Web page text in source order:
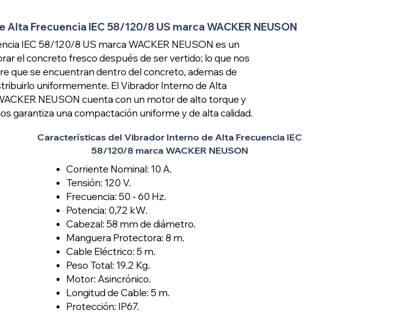
Frecuencia IEC 58/120/8 US marca WACKER NEUSON
IEC 58/120/8 US marca WACKER NEUSON es un
el concreto fresco después de ser vertido; lo que nos
que se encuentran dentro del concreto, ademas de
uniformemente. El Vibrador Interno de Alta
NEUSON cuenta con un motor de alto torque y
garantiza una compactación uniforme y de alta calidad.
Características del Vibrador Interno de Alta Frecuencia IEC
58/120/8 marca WACKER NEUSON
Corriente Nominal: 10 A.
Tensión: 120 V.
Frecuencia: 50 - 60 Hz.
Potencia: 0,72 kW.
Cabezal: 58 mm de diámetro.
Manguera Protectora: 8 m.
Cable Eléctrico: 5 m.
Peso Total: 19.2 Kg.
Motor: Asincrónico.
Longitud de Cable: 5 m.
Protección: IP67.